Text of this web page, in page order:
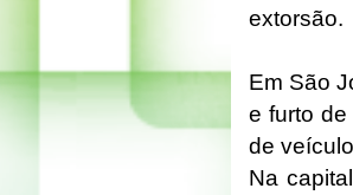
extorsão.
Em São
e furto
de
Na